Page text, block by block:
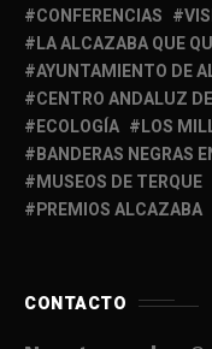
CONFERENCIAS
LA ALCAZABA QUE
AYUNTAMIENTO DE
CENTRO ANDALUZ
ECOLOGÍA
LOS
BANDERAS NEGRAS
MUSEOS DE TERQUE
PREMIOS ALCAZABA
CONTACTO